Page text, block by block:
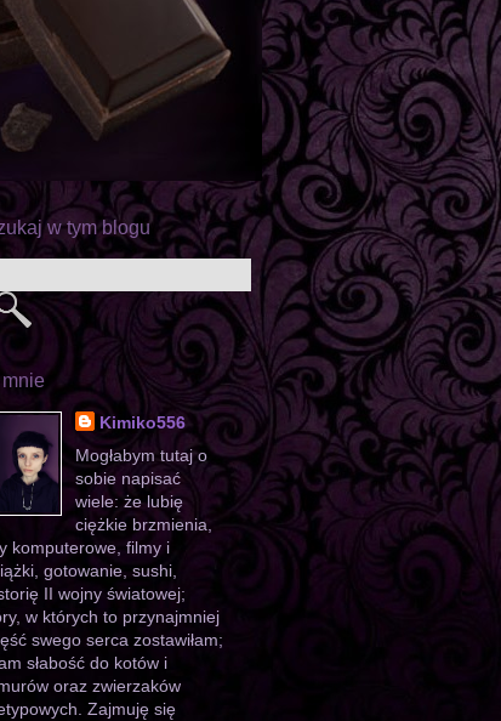
w tym blogu
Kimiko556
Mogłabym tutaj o
sobie napisać
wiele: że lubię
ciężkie brzmienia,
komputerowe, filmy i
gotowanie, sushi,
II wojny światowej;
w których to przynajmniej
swego serca zostawiłam;
słabość do kotów i
oraz zwierzaków
Zajmuję się